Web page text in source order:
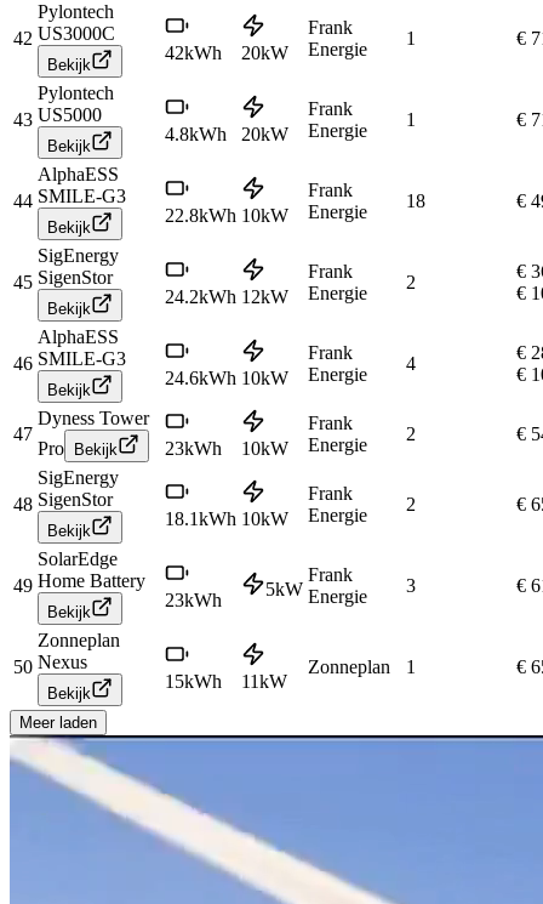
42
Pylontech
US3000C
Bekijk
42kWh 20kW
Frank
Energie
1 €
43
Pylontech
US5000
Bekijk
4.8kWh 20kW
Frank
Energie
1 €
44
AlphaESS
SMILE-G3
Bekijk
22.8kWh 10kW
Frank
Energie
18 €
45
SigEnergy
SigenStor
Bekijk
24.2kWh 12kW
Frank
Energie
2
€
€
46
AlphaESS
SMILE-G3
Bekijk
24.6kWh 10kW
Frank
Energie
4
€
€
47
Dyness Tower
Pro
Bekijk 23kWh 10kW
Frank
Energie
2 €
48
SigEnergy
SigenStor
Bekijk
18.1kWh 10kW
Frank
Energie
2 €
49
SolarEdge
Home Battery
Bekijk
23kWh
5kW
Frank
Energie
3 €
50
Zonneplan
Nexus
Bekijk
15kWh 11kW
Zonneplan 1 €
Meer laden